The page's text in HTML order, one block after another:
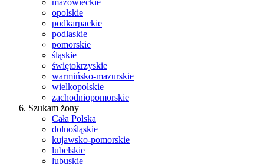
mazowieckie
opolskie
podkarpackie
podlaskie
pomorskie
śląskie
świętokrzyskie
warmińsko-mazurskie
wielkopolskie
zachodniopomorskie
Szukam żony
Cała Polska
dolnośląskie
kujawsko-pomorskie
lubelskie
lubuskie